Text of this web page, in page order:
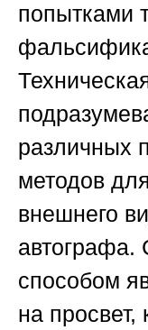
попытками
различных
методов
внешнего
способом
на